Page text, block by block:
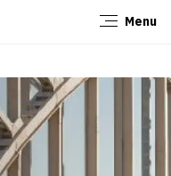
Menu
Sluiten